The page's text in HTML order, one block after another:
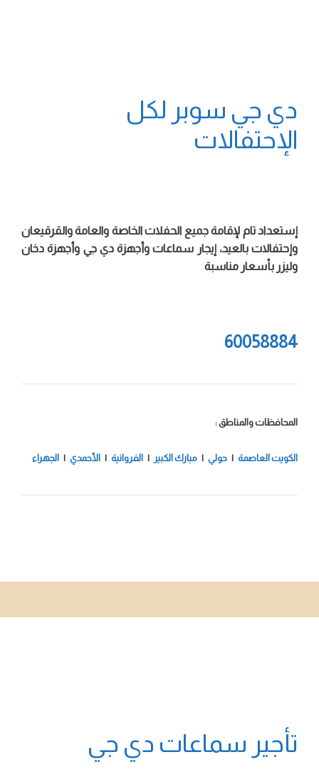
دي جي سوبر لكل
الإحتفالات
إستعداد تام لإقامة جميع الحفلات الخاصة والعامة والقرقيعان
وإحتفالات بالعيد، إيجار سماعات وأجهزة دي جي وأجهزة دخان
وليزر بأسعار مناسبة
60058884
المحافظات والمناطق :
الكويت العاصمة | حولي | مبارك الكبير | الفروانية | الأحمدي | الجهراء
تأجير سماعات دي جي